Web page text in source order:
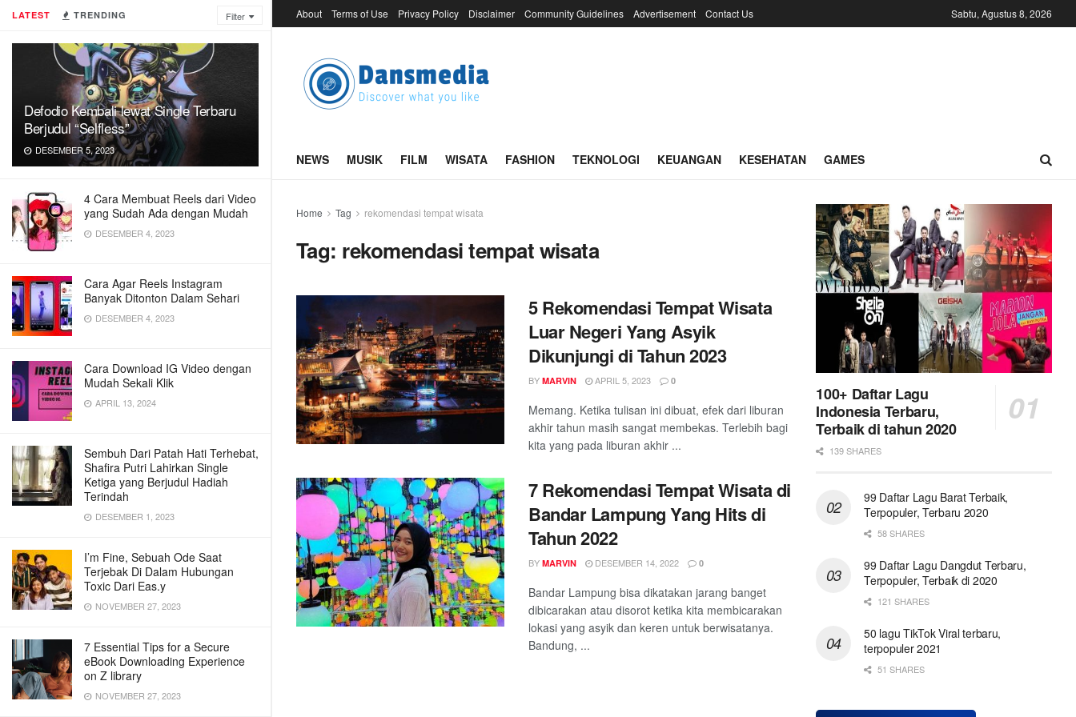
LATEST TRENDING Filter
Defodio Kembali lewat Single Terbaru
Berjudul “Selfless”
DESEMBER 5, 2023
4 Cara Membuat Reels dari Video
yang Sudah Ada dengan Mudah
DESEMBER 4, 2023
Cara Agar Reels Instagram
Banyak Ditonton Dalam Sehari
DESEMBER 4, 2023
Cara Download IG Video dengan
Mudah Sekali Klik
APRIL 13, 2024
Sembuh Dari Patah Hati Terhebat,
Shafira Putri Lahirkan Single
Ketiga yang Berjudul Hadiah
Terindah
DESEMBER 1, 2023
I’m Fine, Sebuah Ode Saat
Terjebak Di Dalam Hubungan
Toxic Dari Eas.y
NOVEMBER 27, 2023
7 Essential Tips for a Secure
eBook Downloading Experience
on Z library
NOVEMBER 27, 2023
About Terms of Use Privacy Policy Disclaimer Community Guidelines Advertisement Contact Us Sabtu, Agustus 8, 2026
NEWS MUSIK FILM WISATA FASHION TEKNOLOGI KEUANGAN KESEHATAN GAMES
Home Tag rekomendasi tempat wisata
Tag: rekomendasi tempat wisata
5 Rekomendasi Tempat Wisata
Luar Negeri Yang Asyik
Dikunjungi di Tahun 2023
BY MARVIN APRIL 5, 2023 0
Memang. Ketika tulisan ini dibuat, efek dari liburan
akhir tahun masih sangat membekas. Terlebih bagi
kita yang pada liburan akhir ...
7 Rekomendasi Tempat Wisata di
Bandar Lampung Yang Hits di
Tahun 2022
BY MARVIN DESEMBER 14, 2022 0
Bandar Lampung bisa dikatakan jarang banget
dibicarakan atau disorot ketika kita membicarakan
lokasi yang asyik dan keren untuk berwisatanya.
Bandung, ...
100+ Daftar Lagu
Indonesia Terbaru,
Terbaik di tahun 2020
139 SHARES
99 Daftar Lagu Barat Terbaik,
Terpopuler, Terbaru 2020
58 SHARES
99 Daftar Lagu Dangdut Terbaru,
Terpopuler, Terbaik di 2020
121 SHARES
50 lagu TikTok Viral terbaru,
terpopuler 2021
51 SHARES